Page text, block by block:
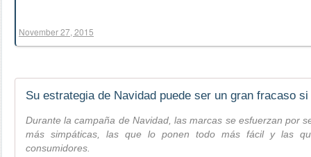
November 27, 2015
Durante la campaña de Navidad, las marcas se esfuerzan por
más simpáticas, las que lo ponen todo más fácil y las
consumidores.